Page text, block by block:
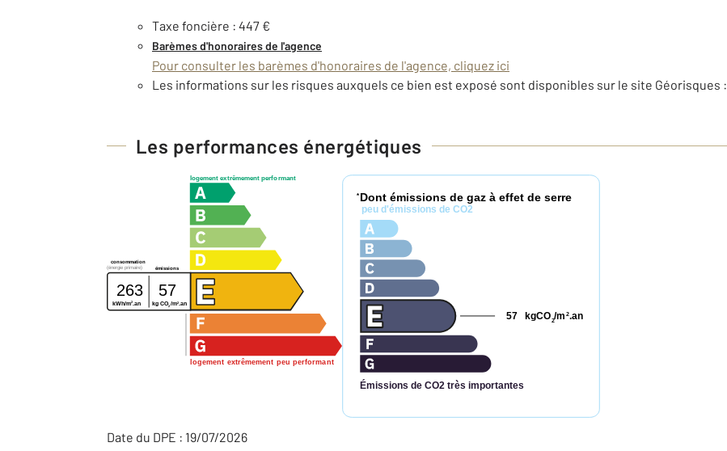
Taxe foncière : 447 €
Barèmes d'honoraires de l'agence
Pour consulter les barèmes d'honoraires de l'agence, cliquez ici
Les informations sur les risques auxquels ce bien est exposé sont disponibles sur le site Géorisques :
Les performances énergétiques
logement extrêmement performant
logement extrêmement peu performant
consommation
émissions
(énergie primaire)
263 57
kWh/m2 .an kg CO2/m2 .an
* Dont émissions de gaz à effet de serre
peu d'émissions de CO2
Émissions de CO2 très importantes
kgCO2/m 2.an
57
Date du DPE : 19/07/2026